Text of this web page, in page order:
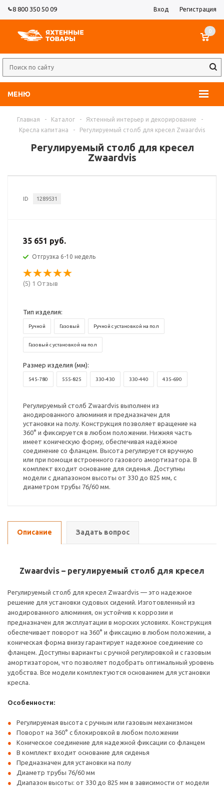
8 800 350 50 09 Вход Регистрация
МЕНЮ
0
Главная - Каталог - Яхтенный интерьер и декорирование
-
Кресла капитана
- Регулируемый столб для кресел Zwaardvis
Регулируемый столб для кресел
Zwaardvis
ID 1289531
35 651 руб.
Отгрузка 6-10 недель
(5) 1 Отзыв
Тип изделия:
Ручной Газовый Ручной с установкой на пол
Газовый с установкой на пол
Размер изделия (мм):
545-780 555-825 330-430 330-440 435-690
Регулируемый столб Zwaardvis выполнен из
анодированного алюминия и предназначен для
установки на полу. Конструкция позволяет вращение на
360° и фиксируется в любом положении. Нижняя часть
имеет коническую форму, обеспечивая надёжное
соединение со фланцем. Высота регулируется вручную
или при помощи встроенного газового амортизатора. В
комплект входит основание для сиденья. Доступны
модели с диапазоном высоты от 330 до 825 мм, с
диаметром трубы 76/60 мм.
Описание Задать вопрос
Zwaardvis – регулируемый столб для кресел
Регулируемый столб для кресел Zwaardvis — это надежное
решение для установки судовых сидений. Изготовленный из
анодированного алюминия, он устойчив к коррозии и
предназначен для эксплуатации в морских условиях. Конструкция
обеспечивает поворот на 360° и фиксацию в любом положении, а
коническая форма внизу гарантирует надежное соединение со
фланцем. Доступны варианты с ручной регулировкой и с газовым
амортизатором, что позволяет подобрать оптимальный уровень
удобства. Все модели комплектуются основанием для установки
кресла.
Особенности:
Регулируемая высота с ручным или газовым механизмом
Поворот на 360° с блокировкой в любом положении
Коническое соединение для надежной фиксации со фланцем
В комплект входит основание для сиденья
Предназначен для установки на полу
Диаметр трубы 76/60 мм
Диапазон высоты: от 330 до 825 мм в зависимости от модели